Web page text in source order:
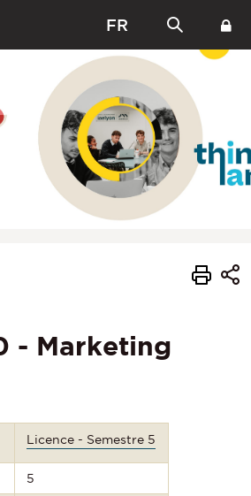
FR
- Marketing
Licence - Semestre 5
5